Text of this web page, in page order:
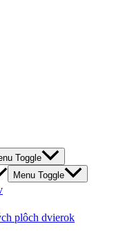
Toggle
Menu Toggle
plôch dvierok